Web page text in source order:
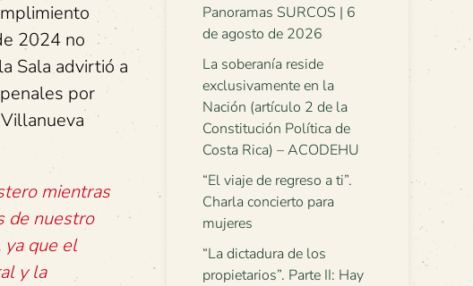
2024 no
Sala advirtió a
por
mientras
de nuestro
que el
y la
Panoramas SURCOS | 6
de agosto de 2026
La soberanía reside
exclusivamente en la
Nación (artículo 2 de la
Constitución Política de
Costa Rica) – ACODEHU
“El viaje de regreso a ti”.
Charla concierto para
mujeres
“La dictadura de los
propietarios”. Parte II: Hay